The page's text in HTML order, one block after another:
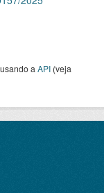
a API (veja